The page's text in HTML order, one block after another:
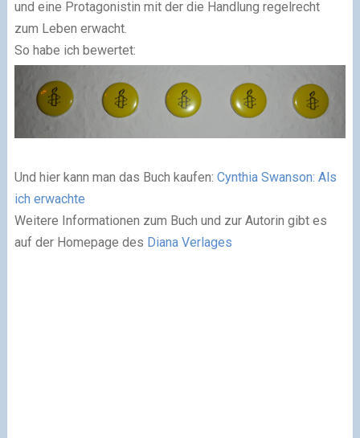
und eine Protagonistin mit der die Handlung regelrecht
zum Leben erwacht.
So habe ich bewertet:
Und hier kann man das Buch kaufen: Cynthia Swanson: Als
ich erwachte
Weitere Informationen zum Buch und zur Autorin gibt es
auf der Homepage des Diana Verlages